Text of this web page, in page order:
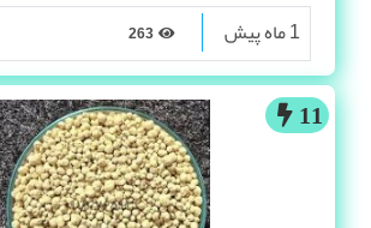
1 ماه پیش
11